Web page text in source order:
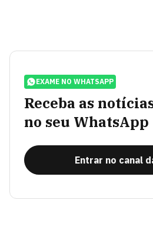
EXAME NO WHATSAPP
Receba as
no seu WhatsApp
Entrar no canal